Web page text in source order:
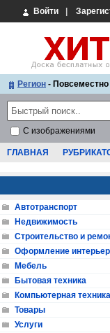
Войти
Регион - Повсеместно
С изображениями
ГЛАВНАЯ
Автотранспорт
Недвижимость
Строительство и
Оформление
Мебель
Бытовая техника
Компьютерная техника
Товары
Услуги